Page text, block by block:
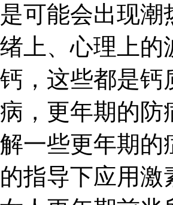
是可能会出现潮
绪上、心理上的
钙，这些都是钙
病，更年期的防
解一些更年期的
的指导下应用激